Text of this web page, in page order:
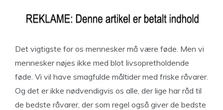
Det vigtigste for os mennesker må være føde. Men vi
mennesker nøjes ikke med blot livsopretholdende
føde. Vi vil have smagfulde måltider med friske råvarer.
Og det er ikke nødvendigvis os alle, der lige har råd til
de bedste råvarer, der som regel også giver de bedste